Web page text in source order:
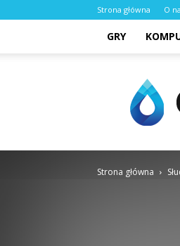
Strona główna O
GRY
cupit.pl
Strona główna